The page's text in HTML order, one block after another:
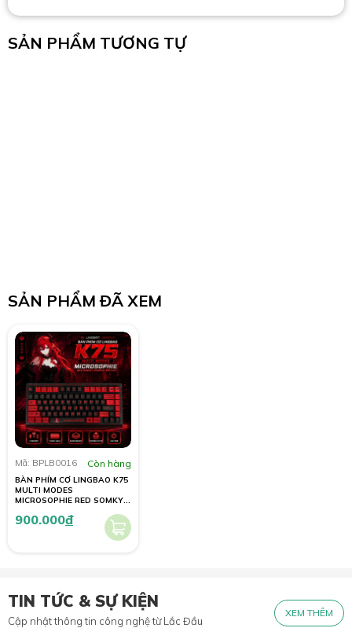
SẢN PHẨM TƯƠNG TỰ
SẢN PHẨM ĐÃ XEM
Mã: BPLB0016 Còn hàng
BÀN PHÍM CƠ LINGBAO K75
MULTI MODES
MICROSOPHIE RED SOMKY
900.000đ
TIN TỨC & SỰ KIỆN
Cập nhật thông tin công nghệ từ Lắc Đầu
XEM THÊM